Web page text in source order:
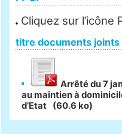
Cliquez sur
titre documents joints
Arrêté du 7
au maintien à
d’Etat
(60.6 ko)